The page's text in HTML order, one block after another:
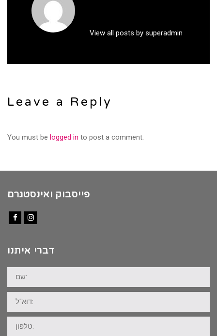
View all posts by superadmin
Leave a Reply
You must be logged in to post a comment.
פייסבוק ואינסטגרם
דברי איתנו
שם:
דוא"ל:
טלפון: